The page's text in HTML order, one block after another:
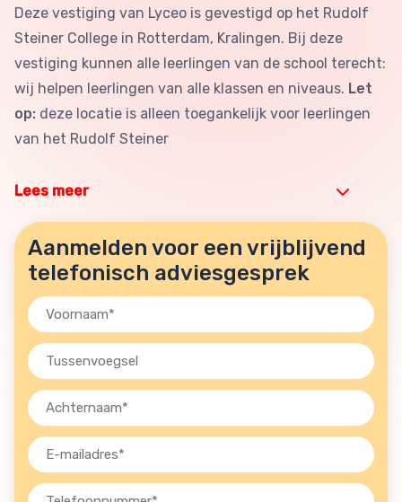
Deze vestiging van Lyceo is gevestigd op het Rudolf
Steiner College in Rotterdam, Kralingen. Bij deze
vestiging kunnen alle leerlingen van de school terecht:
wij helpen leerlingen van alle klassen en niveaus. Let
op: deze locatie is alleen toegankelijk voor leerlingen
van het Rudolf Steiner
Lees meer
Aanmelden voor een vrijblijvend
telefonisch adviesgesprek
Voornaam
(Vereist)
Tussenvoegsel
Achternaam
(Vereist)
E-
mailadres
(Vereist)
Telefoon